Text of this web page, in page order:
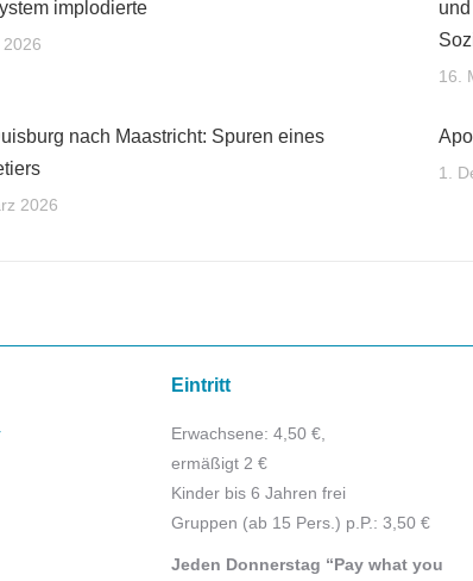
implodierte
16.
nach Maastricht: Spuren eines
2026
1.
Eintritt
Erwachsene: 4,50 €,
ermäßigt 2 €
Kinder bis 6 Jahren frei
Gruppen (ab 15 Pers.) p.P.: 3,50 €
Jeden Donnerstag “Pay what you